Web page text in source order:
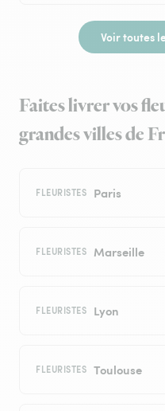
Voir toutes
Faites livrer vos
grandes villes de
FLEURISTES Paris
FLEURISTES Marseille
FLEURISTES Lyon
FLEURISTES Toulouse